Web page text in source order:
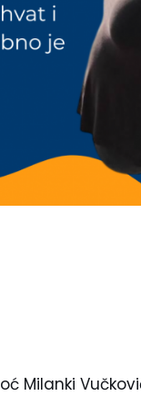
Milanki